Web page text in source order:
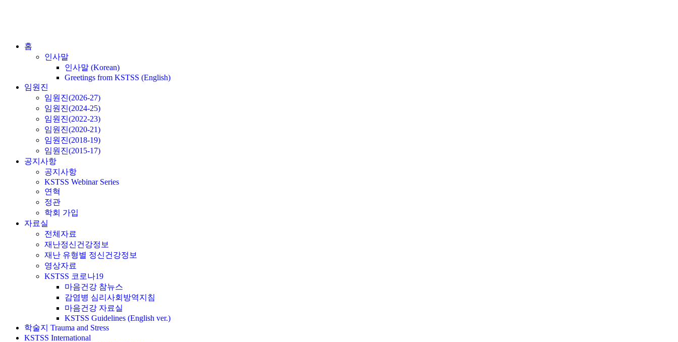
홈
인사말
인사말 (Korean)
Greetings from KSTSS (English)
임원진
임원진(2026-27)
임원진(2024-25)
임원진(2022-23)
임원진(2020-21)
임원진(2018-19)
임원진(2015-17)
공지사항
공지사항
KSTSS Webinar Series
연혁
정관
학회 가입
자료실
전체자료
재난정신건강정보
재난 유형별 정신건강정보
영상자료
KSTSS 코로나19
마음건강 참뉴스
감염병 심리사회방역지침
마음건강 자료실
KSTSS Guidelines (English ver.)
학술지 Trauma and Stress
KSTSS International